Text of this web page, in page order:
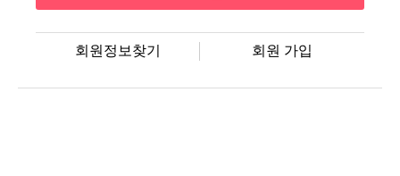
회원정보찾기 회원 가입